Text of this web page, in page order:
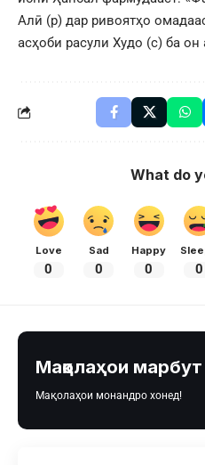
Алӣ (р) дар ривоятҳо
асҳоби расули Худо (с) ба
What do
Love
0
Sad
0
Happy
0 0
Мақолаҳои марбут
Мақолаҳои монандро хонед!